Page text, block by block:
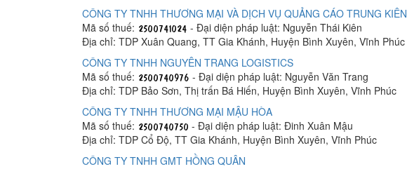
CÔNG TY TNHH THƯƠNG MẠI VÀ DỊCH VỤ QUẢNG CÁO TRUNG KIÊN
Mã số thuế:
- Đại diện pháp luật: Nguyễn Thái Kiên
Địa chỉ: TDP Xuân Quang, TT Gia Khánh, Huyện Bình Xuyên, Vĩnh Phúc
CÔNG TY TNHH NGUYÊN TRANG LOGISTICS
Mã số thuế:
- Đại diện pháp luật: Nguyễn Văn Trang
Địa chỉ: TDP Bảo Sơn, Thị trấn Bá Hiến, Huyện Bình Xuyên, Vĩnh Phúc
CÔNG TY TNHH THƯƠNG MẠI MẬU HÒA
Mã số thuế:
- Đại diện pháp luật: Đinh Xuân Mậu
Địa chỉ: TDP Cổ Độ, TT Gia Khánh, Huyện Bình Xuyên, Vĩnh Phúc
CÔNG TY TNHH GMT HỒNG QUÂN